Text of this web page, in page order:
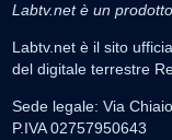
Labtv.net è un
Labtv.net è il sito
del digitale terrestre
Sede legale: Via
P.IVA 02757950643